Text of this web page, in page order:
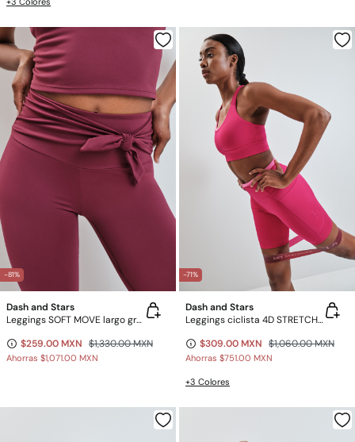
-81%
Dash and Stars
Leggings SOFT MOVE largo granate
$259.00 MXN $1,330.00 MXN
Ahorras $1,071.00 MXN
-71%
Dash and Stars
Leggings ciclista 4D STRETCH rosa
$309.00 MXN $1,060.00 MXN
Ahorras $751.00 MXN
+3 Colores